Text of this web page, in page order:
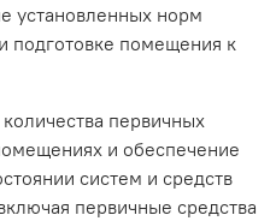
установленных норм
подготовке помещения к
первичных
и обеспечение
систем и средств
первичные средства